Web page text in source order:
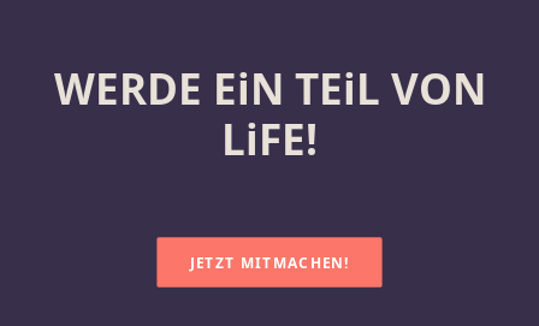
WERDE EiN TEiL VON
LiFE!
JETZT MITMACHEN!